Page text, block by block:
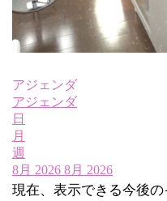
アジェンダ
アジェンダ
日
月
週
8月 2026 8月 2026
現在、表示できる今後の